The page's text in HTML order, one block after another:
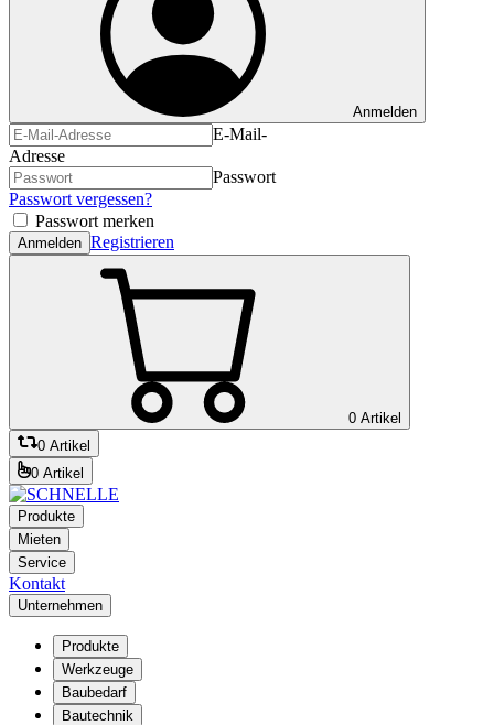
Anmelden
E-Mail-
Adresse
Passwort
Passwort vergessen?
Passwort merken
Anmelden Registrieren
0 Artikel
0 Artikel
0 Artikel
Produkte
Mieten
Service
Kontakt
Unternehmen
Produkte
Werkzeuge
Baubedarf
Bautechnik